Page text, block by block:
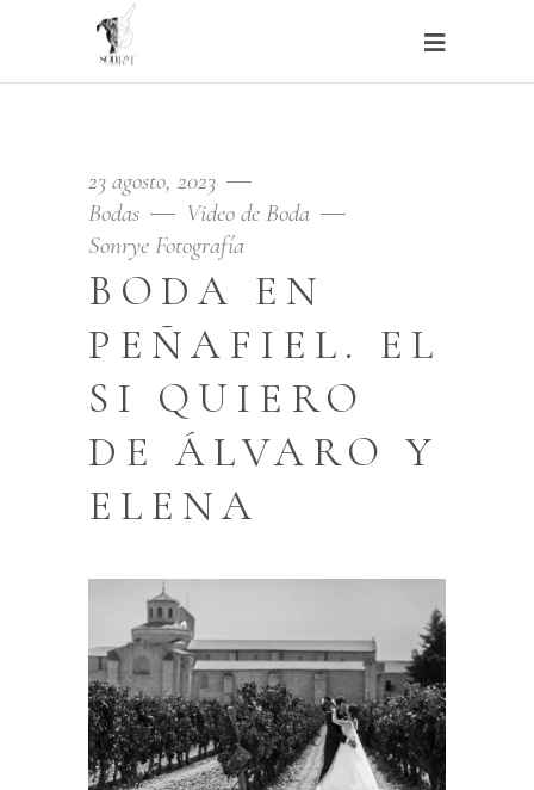
23 agosto, 2023
Bodas
Video de Boda
Sonrye Fotografía
BODA EN
PEÑAFIEL. EL
SI QUIERO
DE ÁLVARO Y
ELENA